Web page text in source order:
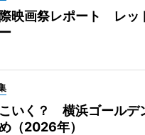
映画祭レポート レッ
いく？ 横浜ゴールデ
（2026年）